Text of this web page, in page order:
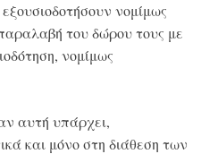
νομίμως
του δώρου τους με
νομίμως
αυτή υπάρχει,
και μόνο στη διάθεση των